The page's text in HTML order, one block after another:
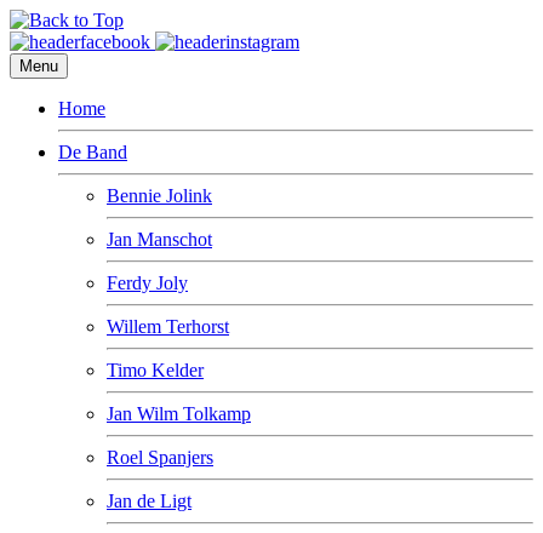
Menu
Home
De Band
Bennie Jolink
Jan Manschot
Ferdy Joly
Willem Terhorst
Timo Kelder
Jan Wilm Tolkamp
Roel Spanjers
Jan de Ligt